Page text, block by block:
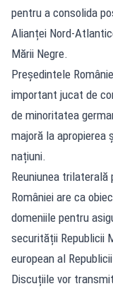
pentru a consolida
Alianței Nord-
Mării Negre.
Președintele
important jucat de
de minoritatea
majoră la apropierea
națiuni.
Reuniunea trilaterală
României are ca
domeniile pentru
securității Republicii
european al
Discuțiile vor